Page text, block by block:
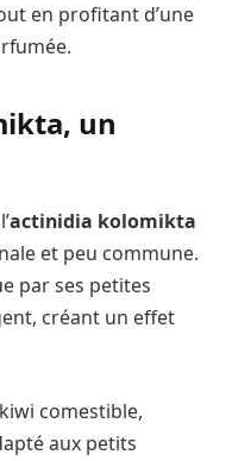
en profitant d’une
un
actinidia kolomikta
et peu commune.
par ses petites
créant un effet
comestible,
aux petits